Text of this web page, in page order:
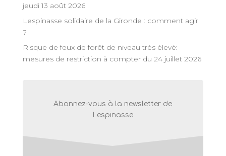
jeudi 13 août 2026
Lespinasse solidaire de la Gironde : comment agir
?
Risque de feux de forêt de niveau très élevé:
mesures de restriction à compter du 24 juillet 2026
Abonnez-vous à la newsletter de
Lespinasse